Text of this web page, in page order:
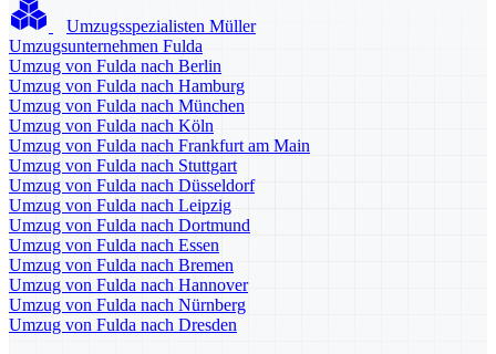
Umzugsspezialisten Müller
Umzugsunternehmen Fulda
Umzug von Fulda nach Berlin
Umzug von Fulda nach Hamburg
Umzug von Fulda nach München
Umzug von Fulda nach Köln
Umzug von Fulda nach Frankfurt am Main
Umzug von Fulda nach Stuttgart
Umzug von Fulda nach Düsseldorf
Umzug von Fulda nach Leipzig
Umzug von Fulda nach Dortmund
Umzug von Fulda nach Essen
Umzug von Fulda nach Bremen
Umzug von Fulda nach Hannover
Umzug von Fulda nach Nürnberg
Umzug von Fulda nach Dresden